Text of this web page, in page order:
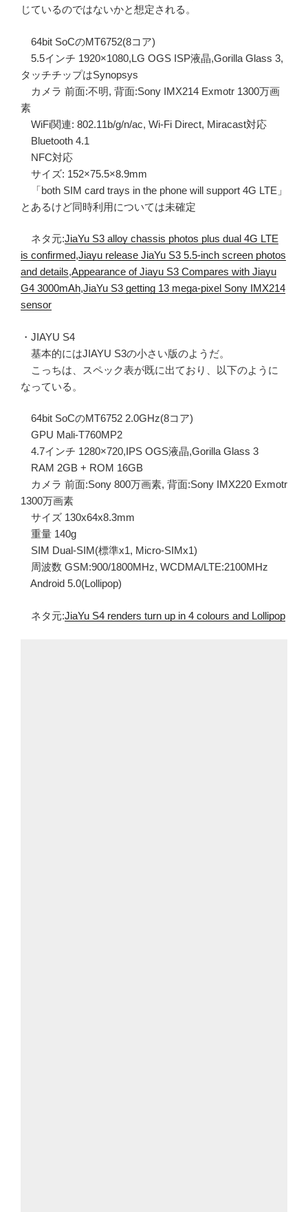
じているのではないかと想定される。
64bit SoCのMT6752(8コア)
5.5インチ 1920×1080,LG OGS ISP液晶,Gorilla Glass 3,
タッチチップはSynopsys
カメラ 前面:不明, 背面:Sony IMX214 Exmotr 1300万画
素
WiFi関連: 802.11b/g/n/ac, Wi-Fi Direct, Miracast対応
Bluetooth 4.1
NFC対応
サイズ: 152×75.5×8.9mm
「both SIM card trays in the phone will support 4G LTE」
とあるけど同時利用については未確定
ネタ元:JiaYu S3 alloy chassis photos plus dual 4G LTE
is confirmed,Jiayu release JiaYu S3 5.5-inch screen photos
and details,Appearance of Jiayu S3 Compares with Jiayu
G4 3000mAh,JiaYu S3 getting 13 mega-pixel Sony IMX214
sensor
・JIAYU S4
基本的にはJIAYU S3の小さい版のようだ。
こっちは、スペック表が既に出ており、以下のように
なっている。
64bit SoCのMT6752 2.0GHz(8コア)
GPU Mali-T760MP2
4.7インチ 1280×720,IPS OGS液晶,Gorilla Glass 3
RAM 2GB + ROM 16GB
カメラ 前面:Sony 800万画素, 背面:Sony IMX220 Exmotr
1300万画素
サイズ 130x64x8.3mm
重量 140g
SIM Dual-SIM(標準x1, Micro-SIMx1)
周波数 GSM:900/1800MHz, WCDMA/LTE:2100MHz
Android 5.0(Lollipop)
ネタ元:JiaYu S4 renders turn up in 4 colours and Lollipop